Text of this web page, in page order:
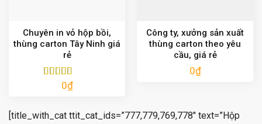
Chuyên in vỏ hộp bồi,
thùng carton Tây Ninh giá
rẻ
Được xếp
0₫
Công ty, xưởng sản xuất
thùng carton theo yêu
cầu, giá rẻ
0₫
[title_with_cat ttit_cat_ids=”777,779,769,778″ text=”Hộp